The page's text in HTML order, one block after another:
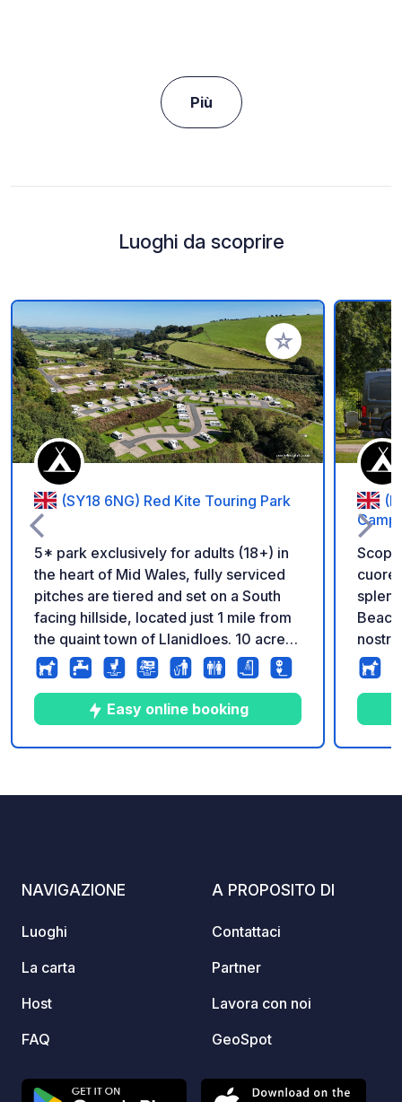
Più
Luoghi da scoprire
Aggiungi ai tuoi
(SY18 6NG) Red Kite Touring Park
5* park exclusively for adults (18+) in
the heart of Mid Wales, fully serviced
pitches are tiered and set on a South
facing hillside, located just 1 mile from
the quaint town of Llanidloes. 10 acre
dog walking area. Reception and shop
on park.
Easy online booking
cuore del
oasi
A
NAVIGAZIONE
Luoghi
La carta
Host
FAQ
A PROPOSITO DI
Contattaci
Partner
Lavora con noi
GeoSpot